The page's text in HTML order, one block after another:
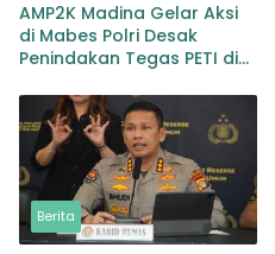
AMP2K Madina Gelar Aksi
di Mabes Polri Desak
Penindakan Tegas PETI di
Natal
Berita